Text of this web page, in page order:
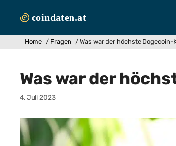
Inhalt
Home / Fragen / Was war der höchste Dogecoin-
Was war der
4. Juli 2023